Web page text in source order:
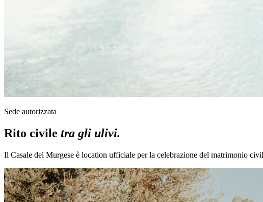
Sede autorizzata
Rito civile tra gli ulivi.
Il Casale del Murgese è location ufficiale per la celebrazione del matrimonio